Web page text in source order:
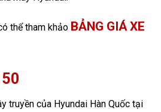
thể tham khảo BẢNG GIÁ XE
truyền của Hyundai Hàn Quốc tại